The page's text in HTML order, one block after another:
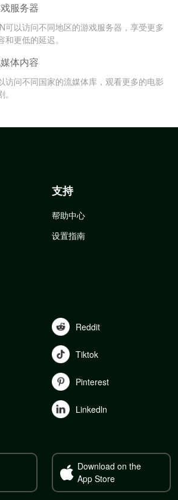
服务器
可以访问不同地区的游戏服务器，享受更多
和更低的延迟。
体内容
访问不同国家的流媒体库，观看更多的电影
支持
帮助中心
设置指南
Reddit
Tiktok
Pinterest
Linkedln
Download on the
App Store